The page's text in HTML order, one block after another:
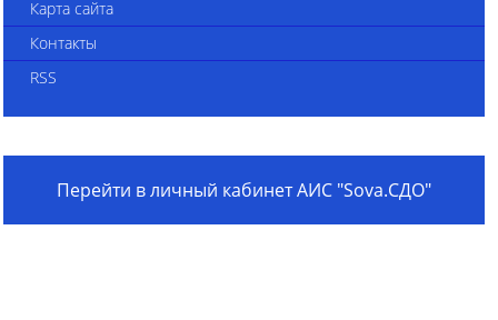
Карта сайта
Контакты
RSS
Перейти в личный кабинет АИС "Sova.СДО"